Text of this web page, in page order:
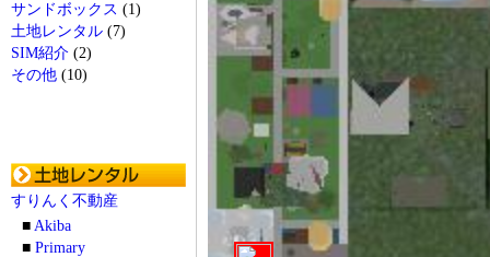
サンドボックス (1)
土地レンタル (7)
SIM紹介 (2)
その他 (10)
すりんく不動産
■ Akiba
■ Primary